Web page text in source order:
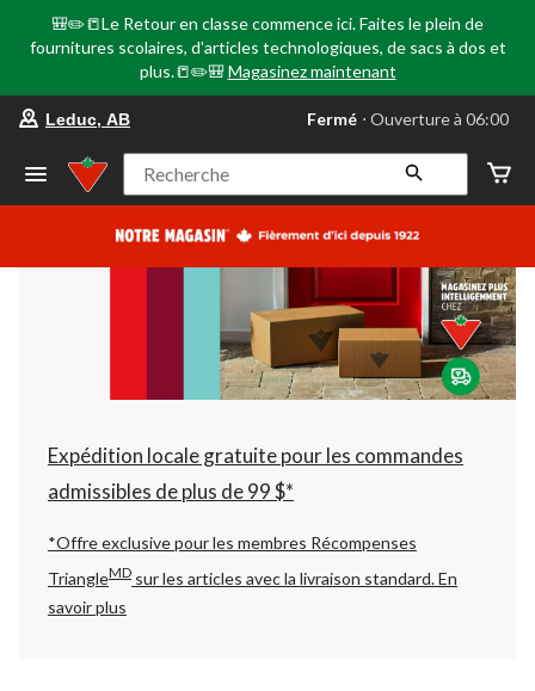
🎒✏️📒Le Retour en classe commence ici. Faites le plein de
fournitures scolaires, d'articles technologiques, de sacs à dos et
plus.📒✏️🎒 Magasinez maintenant
votre
préféré
Leduc,
AB,
courament
Ouverture
à
06:00
cliquer
pour
changer
Leduc, AB Fermé ⋅ Ouverture à 06:00
Recherche
Expédition locale gratuite pour les commandes
admissibles de plus de 99 $*
*Offre exclusive pour les membres Récompenses
TriangleMD sur les articles avec la livraison standard.En
savoir plus